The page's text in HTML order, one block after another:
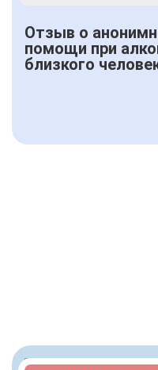
Отзыв о
помощи при
близкого